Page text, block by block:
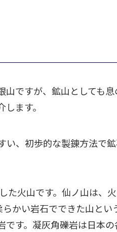
ですが、鉱山としても息
ます。
、初歩的な製錬方法で
火山です。仙ノ山は、
かい岩石でできた山とい
す。凝灰角礫岩は日本